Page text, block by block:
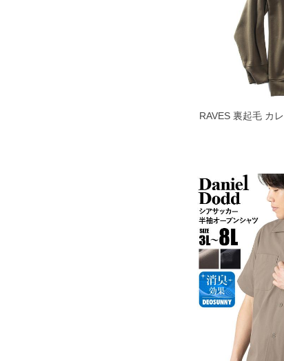
返品交換希望の方は、商品到
下着(肌着)やワイシャツは商品
RAVES 裏起毛 カ